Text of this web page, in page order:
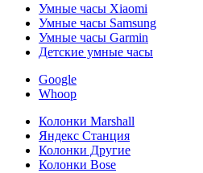
Умные часы Xiaomi
Умные часы Samsung
Умные часы Garmin
Детские умные часы
Google
Whoop
Колонки Marshall
Яндекс Станция
Колонки Другие
Колонки Bose